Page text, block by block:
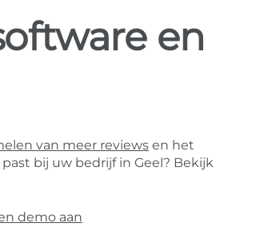
en
van meer reviews en het
bij uw bedrijf in Geel? Bekijk
demo aan